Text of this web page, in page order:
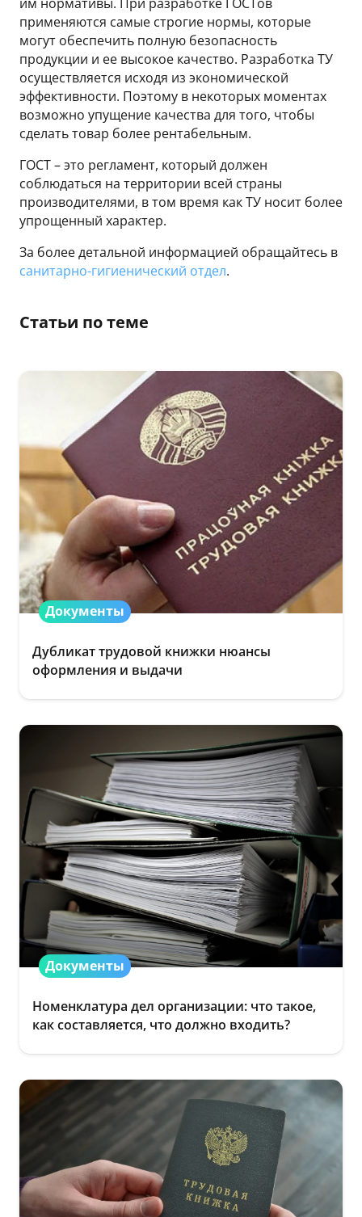
применяются самые строгие нормы, которые
могут обеспечить полную безопасность
продукции и ее высокое качество. Разработка ТУ
осуществляется исходя из экономической
эффективности. Поэтому в некоторых моментах
возможно упущение качества для того, чтобы
сделать товар более рентабельным.
ГОСТ – это регламент, который должен
соблюдаться на территории всей страны
производителями, в том время как ТУ носит более
упрощенный характер.
За более детальной информацией обращайтесь в
санитарно-гигиенический отдел.
Статьи по теме
Документы
Дубликат трудовой книжки нюансы
оформления и выдачи
Документы
Номенклатура дел организации: что такое,
как составляется, что должно входить?